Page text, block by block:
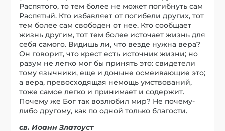
Распятого, то тем более не может погибнуть сам
Распятый. Кто избавляет от погибели других, тот
тем более сам свободен от нее. Кто сообщает
жизнь другим, тот тем более источает жизнь для
себя самого. Видишь ли, что везде нужна вера?
Он говорит, что крест есть источник жизни; но
разум не легко мог бы принять это: свидетели
тому язычники, еще и доныне осмеивающие это;
а вера, превосходящая немощь умствований,
тоже самое легко и принимает и содержит.
Почему же Бог так возлюбил мир? Не почему-
либо другому, как по одной только благости.
св. Иоанн Златоуст